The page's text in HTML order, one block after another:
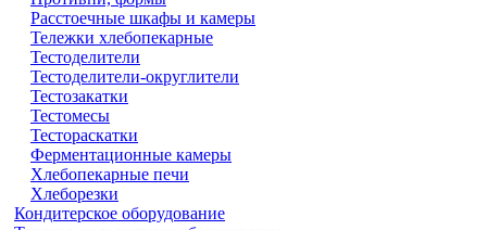
Расстоечные шкафы и камеры
Тележки хлебопекарные
Тестоделители
Тестоделители-округлители
Тестозакатки
Тестомесы
Тестораскатки
Ферментационные камеры
Хлебопекарные печи
Хлеборезки
Кондитерское оборудование